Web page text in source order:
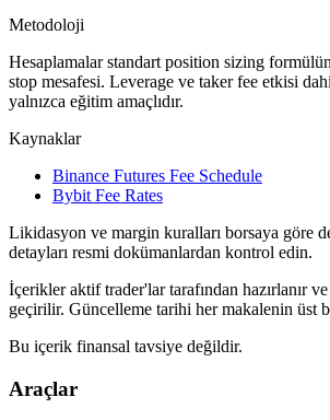
Metodoloji
Hesaplamalar standart position sizing
stop mesafesi. Leverage ve taker fee etkisi
yalnızca eğitim amaçlıdır.
Kaynaklar
Binance Futures Fee Schedule
Bybit Fee Rates
Likidasyon ve margin kuralları borsaya göre
detayları resmi dokümanlardan kontrol edin.
İçerikler aktif trader'lar tarafından hazırlanır
geçirilir. Güncelleme tarihi her makalenin üst
Bu içerik finansal tavsiye değildir.
Araçlar